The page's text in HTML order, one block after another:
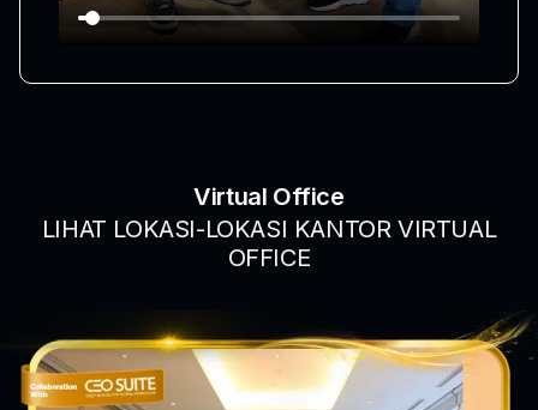
Virtual Office
LIHAT LOKASI-LOKASI KANTOR VIRTUAL
OFFICE